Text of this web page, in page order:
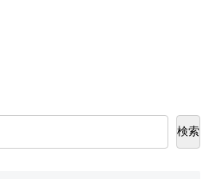
検索